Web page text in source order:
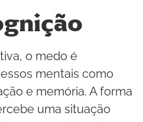
o medo é
mentais como
e memória. A forma
uma situação